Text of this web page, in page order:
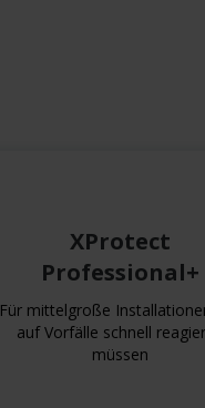
XProtect
Professional+
Für mittelgroße
auf Vorfälle schnell
müssen